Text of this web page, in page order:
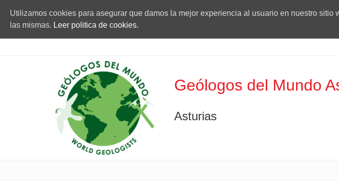
Geólogos del Mundo
Asturias
Utilizamos cookies para asegurar que damos la mejor experiencia al usuario en nuestro
las mismas. Leer politica de cookies.